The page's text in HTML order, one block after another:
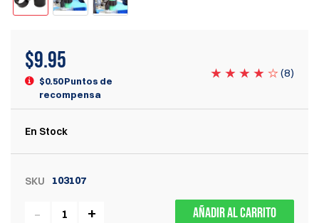
$9.95
$0.50 Puntos de
recompensa
(8)
En Stock
SKU 103107
AÑADIR AL CARRITO